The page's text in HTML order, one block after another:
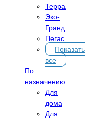
Терра
Эко-
Гранд
Пегас
Показать
все
По
назначению
Для
дома
Для